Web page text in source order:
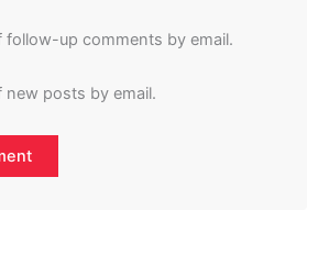
follow-up comments by email.
new posts by email.